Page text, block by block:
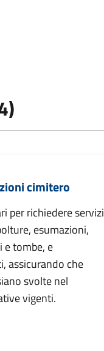
cimitero
per richiedere servizi
esumazioni,
e tombe, e
assicurando che
svolte nel
vigenti.